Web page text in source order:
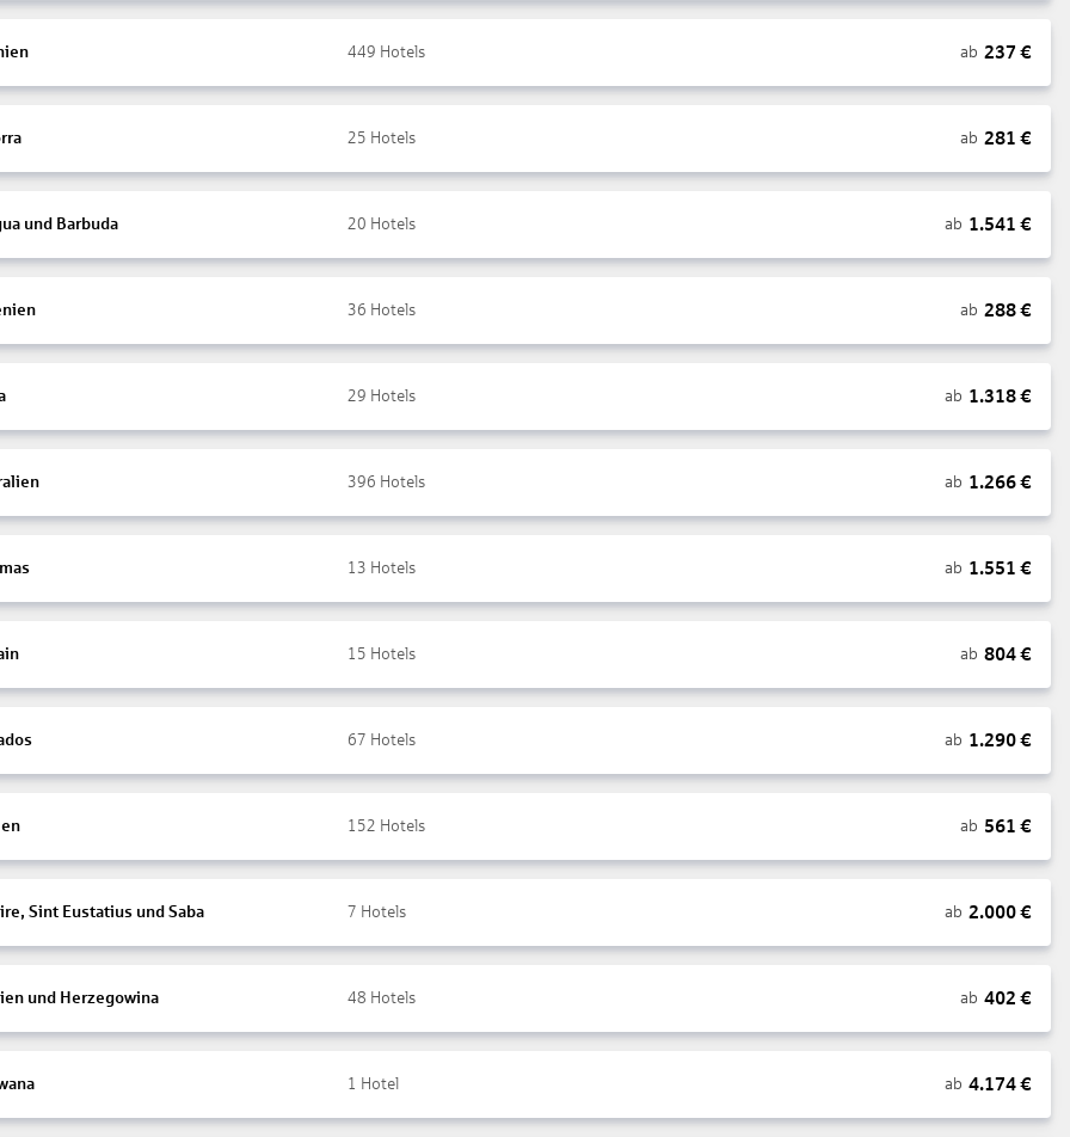
449 Hotels ab 237 €
25 Hotels ab 281 €
und Barbuda 20 Hotels ab 1.541 €
36 Hotels ab 288€
29 Hotels ab 1.318€
396 Hotels ab 1.266€
13 Hotels ab 1.551 €
15 Hotels ab 804€
67 Hotels ab 1.290€
152 Hotels ab 561 €
Sint Eustatius und Saba 7 Hotels ab 2.000€
und Herzegowina 48 Hotels ab 402 €
1 Hotel ab 4.174€